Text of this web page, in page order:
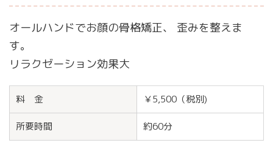
オールハンドでお顔の骨格矯正、 歪みを整えま
す。
リラクゼーション効果大
料 金 ￥5,500（税別)
所要時間 約60分